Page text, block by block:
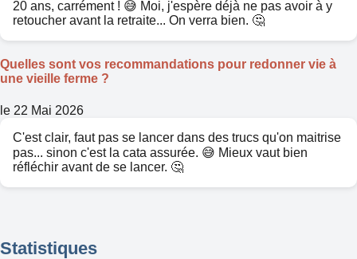
20 ans, carrément ! 😅 Moi, j'espère déjà ne pas avoir à y
retoucher avant la retraite... On verra bien. 🤔
Quelles sont vos recommandations pour redonner vie à
une vieille ferme ?
le 22 Mai 2026
C'est clair, faut pas se lancer dans des trucs qu'on maitrise
pas... sinon c'est la cata assurée. 😅 Mieux vaut bien
réfléchir avant de se lancer. 🤔
Statistiques